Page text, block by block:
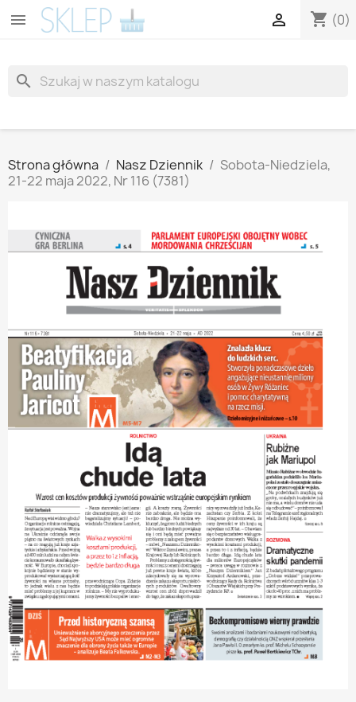
 shopping_cart (0)

search
Strona główna Nasz Dziennik
Sobota-Niedziela,
21-22 maja 2022, Nr 116 (7381)